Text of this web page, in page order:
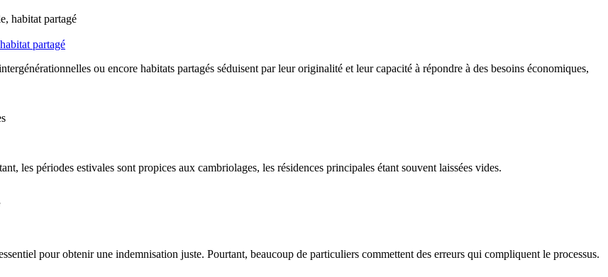
partagé
ou encore habitats partagés séduisent par leur originalité et leur capacité à répondre à des besoins économiques,
les périodes estivales sont propices aux cambriolages, les résidences principales étant souvent laissées vides.
pour obtenir une indemnisation juste. Pourtant, beaucoup de particuliers commettent des erreurs qui compliquent le processus.